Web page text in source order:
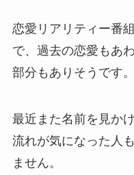
恋愛リアリティー番
で、過去の恋愛もあ
部分もありそうです。
最近また名前を見か
流れが気になった人
ません。